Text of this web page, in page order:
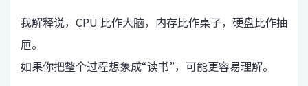
我解释说，CPU 比作大脑，内存比作桌子，硬盘比作抽
屉。
如果你把整个过程想象成“读书”，可能更容易理解。